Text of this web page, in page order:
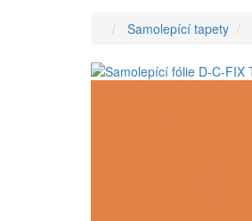
Samolepící tapety